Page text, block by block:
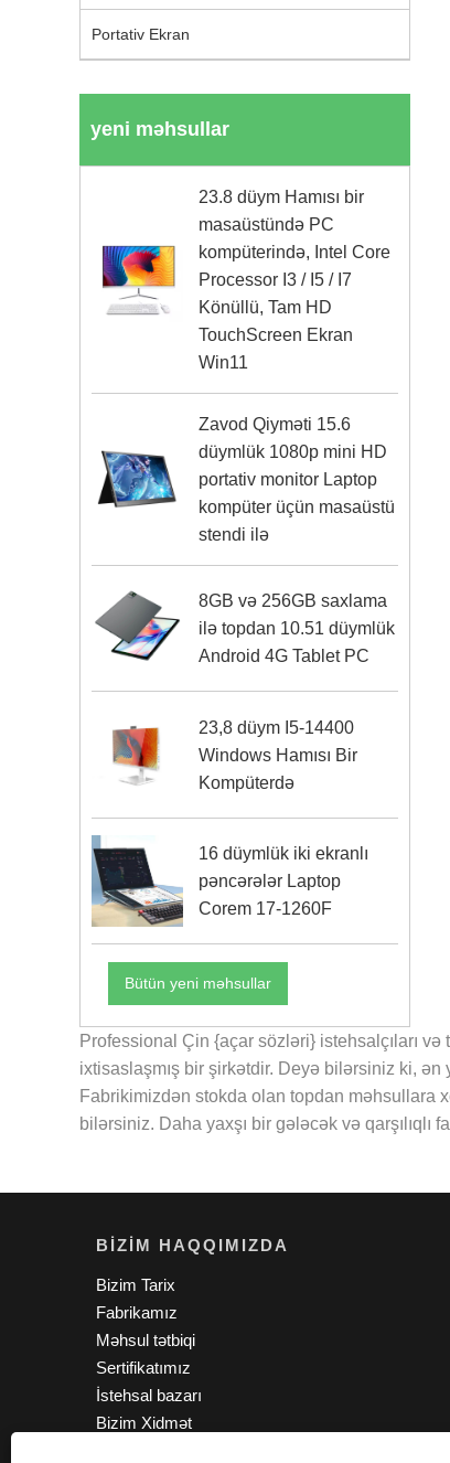
Portativ Ekran
yeni məhsullar
23.8 düym Hamısı bir
masaüstündə PC
kompüterində, Intel Core
Processor I3 / I5 / I7
Könüllü, Tam HD
TouchScreen Ekran
Win11
Zavod Qiyməti 15.6
düymlük 1080p mini HD
portativ monitor Laptop
kompüter üçün masaüstü
stendi ilə
8GB və 256GB saxlama
ilə topdan 10.51 düymlük
Android 4G Tablet PC
23,8 düym I5-14400
Windows Hamısı Bir
Kompüterdə
16 düymlük iki ekranlı
pəncərələr Laptop
Corem 17-1260F
Bütün yeni məhsullar
Professional Çin {açar sözləri} istehsalçıları
ixtisaslaşmış bir şirkətdir. Deyə bilərsiniz ki, ən
Fabrikimizdən stokda olan topdan məhsullara
bilərsiniz. Daha yaxşı bir gələcək və
BIZIM HAQQIMIZDA
Bizim Tarix
Fabrikamız
Məhsul tətbiqi
Sertifikatımız
İstehsal bazarı
Bizim Xidmət